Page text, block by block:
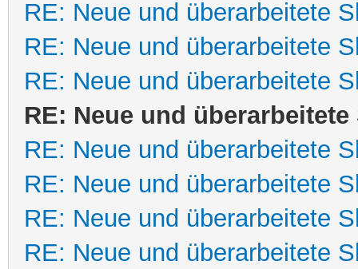
RE: Neue und überarbeitete
RE: Neue und überarbeitete
RE: Neue und überarbeitete
RE: Neue und
RE: Neue und überarbeitete
RE: Neue und überarbeitete
RE: Neue und überarbeitete
RE: Neue und überarbeitete